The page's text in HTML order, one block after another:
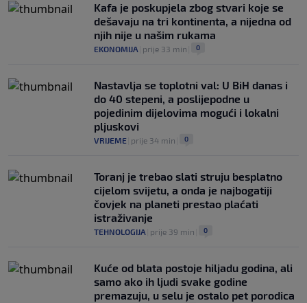
Kafa je poskupjela zbog stvari koje se
dešavaju na tri kontinenta, a nijedna od
njih nije u našim rukama
EKONOMIJA prije 33 min 0
Nastavlja se toplotni val: U BiH danas i
do 40 stepeni, a poslijepodne u
pojedinim dijelovima mogući i lokalni
pljuskovi
VRIJEME prije 34 min 0
Toranj je trebao slati struju besplatno
cijelom svijetu, a onda je najbogatiji
čovjek na planeti prestao plaćati
istraživanje
TEHNOLOGIJA prije 39 min 0
Kuće od blata postoje hiljadu godina, ali
samo ako ih ljudi svake godine
premazuju, u selu je ostalo pet porodica